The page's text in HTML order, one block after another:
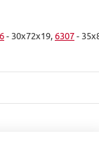
- 30x72x19,6307-